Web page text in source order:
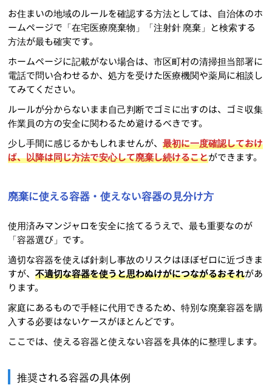
お住まいの地域のルールを確認する方法としては、自治体のホ
ームページで「在宅医療廃棄物」「注射針 廃棄」と検索する
方法が最も確実です。
ホームページに記載がない場合は、市区町村の清掃担当部署に
電話で問い合わせるか、処方を受けた医療機関や薬局に相談し
てみてください。
ルールが分からないまま自己判断でゴミに出すのは、ゴミ収集
作業員の方の安全に関わるため避けるべきです。
少し手間に感じるかもしれませんが、最初に一度確認しておけ
ば、以降は同じ方法で安心して廃棄し続けることができます。
廃棄に使える容器・使えない容器の見分け方
使用済みマンジャロを安全に捨てるうえで、最も重要なのが
「容器選び」です。
適切な容器を使えば針刺し事故のリスクはほぼゼロに近づきま
すが、不適切な容器を使うと思わぬけがにつながるおそれがあ
ります。
家庭にあるもので手軽に代用できるため、特別な廃棄容器を購
入する必要はないケースがほとんどです。
ここでは、使える容器と使えない容器を具体的に整理します。
推奨される容器の具体例